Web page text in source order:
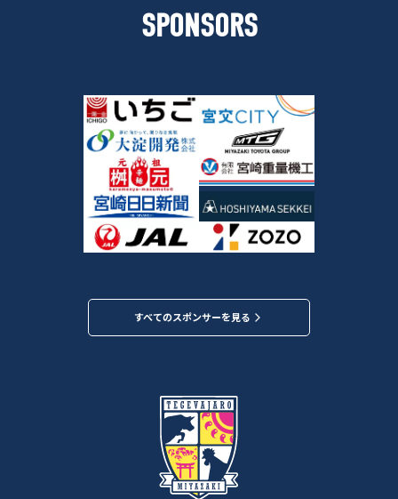
SPONSORS
すべてのスポンサーを見る